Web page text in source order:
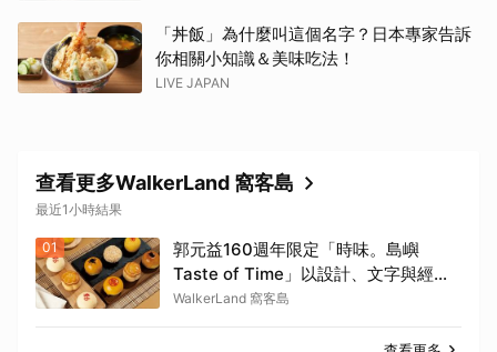
「丼飯」為什麼叫這個名字？日本專家告訴
你相關小知識＆美味吃法！
LIVE JAPAN
查看更多WalkerLand 窩客島
最近1小時結果
01
郭元益160週年限定「時味。島嶼
Taste of Time」以設計、文字與經典
糕餅結合。
WalkerLand 窩客島